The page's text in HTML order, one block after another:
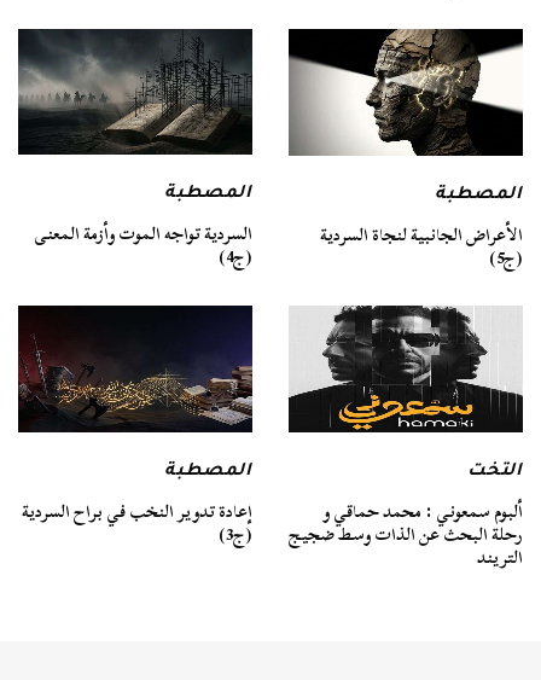
المصطبة
الأعراض الجانبية لنجاة السردية
(ج5)
المصطبة
السردية تواجه الموت وأزمة المعنى
(ج4)
التخت
ألبوم سمعوني : محمد حماقي و
رحلة البحث عن الذات وسط ضجيج
التريند
المصطبة
إعادة تدوير النخب في براح السردية
(ج3)